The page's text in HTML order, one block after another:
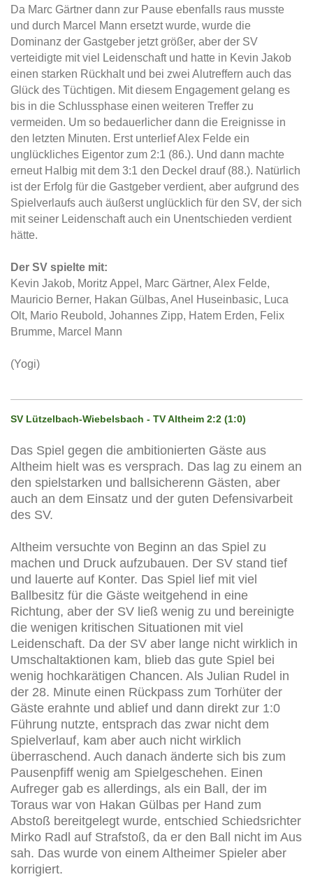
Da Marc Gärtner dann zur Pause ebenfalls raus musste
und durch Marcel Mann ersetzt wurde, wurde die
Dominanz der Gastgeber jetzt größer, aber der SV
verteidigte mit viel Leidenschaft und hatte in Kevin Jakob
einen starken Rückhalt und bei zwei Alutreffern auch das
Glück des Tüchtigen. Mit diesem Engagement gelang es
bis in die Schlussphase einen weiteren Treffer zu
vermeiden. Um so bedauerlicher dann die Ereignisse in
den letzten Minuten. Erst unterlief Alex Felde ein
unglückliches Eigentor zum 2:1 (86.). Und dann machte
erneut Halbig mit dem 3:1 den Deckel drauf (88.). Natürlich
ist der Erfolg für die Gastgeber verdient, aber aufgrund des
Spielverlaufs auch äußerst unglücklich für den SV, der sich
mit seiner Leidenschaft auch ein Unentschieden verdient
hätte.
Der SV spielte mit:
Kevin Jakob, Moritz Appel, Marc Gärtner, Alex Felde,
Mauricio Berner, Hakan Gülbas, Anel Huseinbasic, Luca
Olt, Mario Reubold, Johannes Zipp, Hatem Erden, Felix
Brumme, Marcel Mann
(Yogi)
SV Lützelbach-Wiebelsbach - TV Altheim 2:2 (1:0)
Das Spiel gegen die ambitionierten Gäste aus
Altheim hielt was es versprach. Das lag zu einem an
den spielstarken und ballsicherenn Gästen, aber
auch an dem Einsatz und der guten Defensivarbeit
des SV.
Altheim versuchte von Beginn an das Spiel zu
machen und Druck aufzubauen. Der SV stand tief
und lauerte auf Konter. Das Spiel lief mit viel
Ballbesitz für die Gäste weitgehend in eine
Richtung, aber der SV ließ wenig zu und bereinigte
die wenigen kritischen Situationen mit viel
Leidenschaft. Da der SV aber lange nicht wirklich in
Umschaltaktionen kam, blieb das gute Spiel bei
wenig hochkarätigen Chancen. Als Julian Rudel in
der 28. Minute einen Rückpass zum Torhüter der
Gäste erahnte und ablief und dann direkt zur 1:0
Führung nutzte, entsprach das zwar nicht dem
Spielverlauf, kam aber auch nicht wirklich
überraschend. Auch danach änderte sich bis zum
Pausenpfiff wenig am Spielgeschehen. Einen
Aufreger gab es allerdings, als ein Ball, der im
Toraus war von Hakan Gülbas per Hand zum
Abstoß bereitgelegt wurde, entschied Schiedsrichter
Mirko Radl auf Strafstoß, da er den Ball nicht im Aus
sah. Das wurde von einem Altheimer Spieler aber
korrigiert.